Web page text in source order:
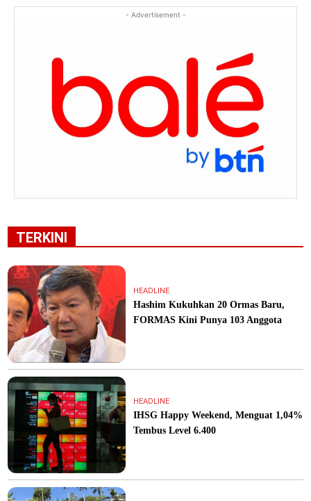
- Advertisement -
TERKINI
HEADLINE
Hashim Kukuhkan 20 Ormas Baru,
FORMAS Kini Punya 103 Anggota
HEADLINE
IHSG Happy Weekend, Menguat 1,04%
Tembus Level 6.400